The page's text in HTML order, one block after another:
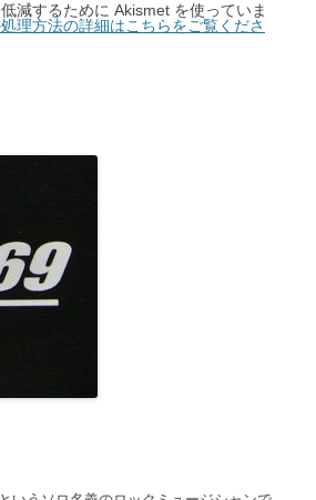
減するために Akismet を使っていま
理方法の詳細はこちらをご覧くださ